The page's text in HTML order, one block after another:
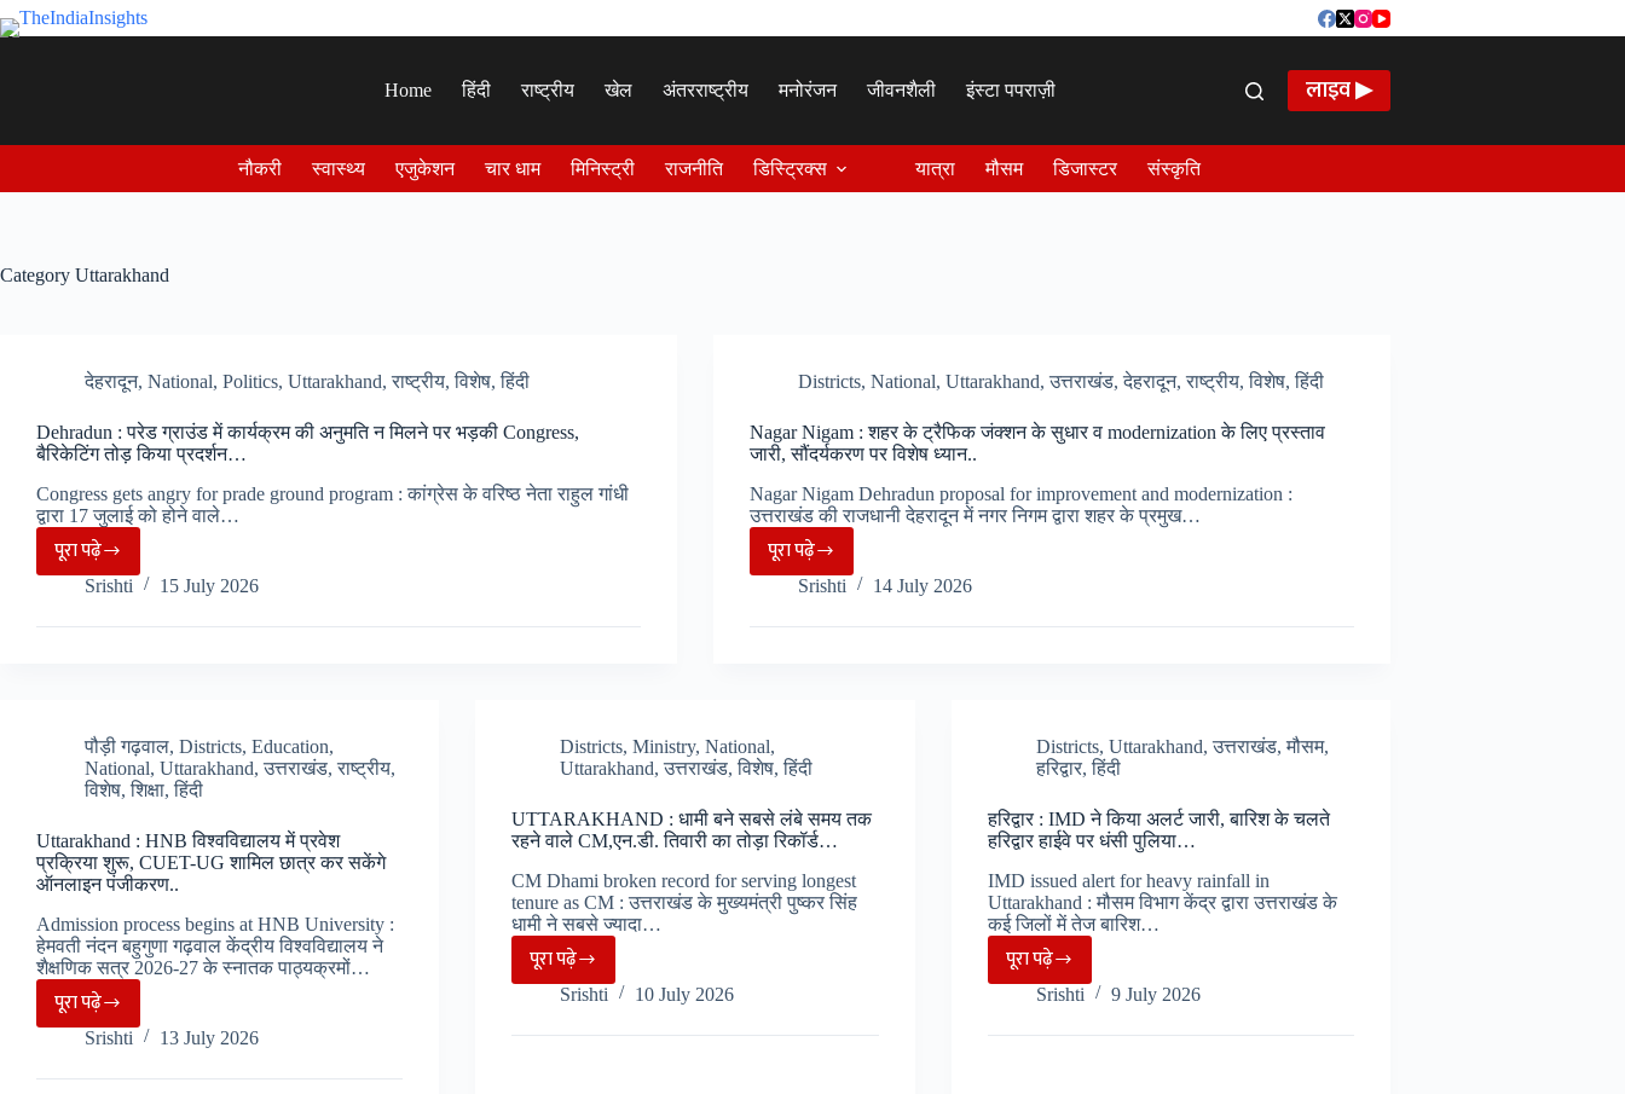
Skip
to
Home
हिंदी राष्ट्रीय खेल अंतरराष्ट्रीय मनोरंजन जीवनशैली इंस्टा पपराज़ी लाइव ▶
नौकरी स्वास्थ्य एजुकेशन चार धाम मिनिस्ट्री राजनीति डिस्ट्रिक्स यात्रा मौसम डिजास्टर संस्कृति
Category Uttarakhand
देहरादून, National, Politics, Uttarakhand,राष्ट्रीय,विशेष,हिंदी
Dehradun : परेड ग्राउंड में कार्यक्रम की अनुमति न मिलने पर भड़की Congress,
बैरिकेटिंग तोड़ किया प्रदर्शन…
Congress gets angry for prade ground program : कांग्रेस के वरिष्ठ नेता राहुल गांधी
द्वारा 17 जुलाई को होने वाले…
पूरा पढ़ेDehradun
:
परेड
की
अनुमति
न
मिलने
पर
भड़की
Congress,
बैरिकेटिंग
तोड़
किया
प्रदर्शन…
Srishti 15 July 2026
Districts, National, Uttarakhand,उत्तराखंड,देहरादून,राष्ट्रीय,विशेष,हिंदी
Nagar Nigam : शहर के ट्रैफिक जंक्शन के सुधार व modernization के लिए प्रस्ताव
जारी, सौंदर्यकरण पर विशेष ध्यान..
Nagar Nigam Dehradun proposal for improvement and modernization :
उत्तराखंड की राजधानी देहरादून में नगर निगम द्वारा शहर के प्रमुख…
पूरा पढ़ेNagar
Nigam
:
के
सुधार
व
modernization
के
Srishti 14 July 2026
पौड़ी गढ़वाल, Districts, Education,
National, Uttarakhand,उत्तराखंड,राष्ट्रीय,
विशेष,शिक्षा,हिंदी
Uttarakhand : HNB विश्वविद्यालय में प्रवेश
प्रक्रिया शुरू, CUET-UG शामिल छात्र कर सकेंगे
ऑनलाइन पंजीकरण..
Admission process begins at HNB University :
हेमवती नंदन बहुगुणा गढ़वाल केंद्रीय विश्वविद्यालय ने
शैक्षणिक सत्र 2026-27 के स्नातक पाठ्यक्रमों…
पूरा पढ़ेUttarakhand
:
HNB
Srishti 13 July 2026
Districts,Ministry,National,
Uttarakhand,उत्तराखंड,विशेष,हिंदी
UTTARAKHAND : धामी बने सबसे लंबे समय तक
रहने वाले CM,एन.डी. तिवारी का तोड़ा रिकॉर्ड…
CM Dhami broken record for serving longest
tenure as CM : उत्तराखंड के मुख्यमंत्री पुष्कर सिंह
धामी ने सबसे ज्यादा…
पूरा पढ़ेUTTARAKHAND
:
धामी
Srishti 10 July 2026
Districts, Uttarakhand,उत्तराखंड,मौसम,
हरिद्वार,हिंदी
हरिद्वार : IMD ने किया अलर्ट जारी, बारिश के चलते
हरिद्वार हाईवे पर धंसी पुलिया…
IMD issued alert for heavy rainfall in
Uttarakhand : मौसम विभाग केंद्र द्वारा उत्तराखंड के
कई जिलों में तेज बारिश…
पूरा पढ़ेहरिद्वार
:
IMD
Srishti 9 July 2026